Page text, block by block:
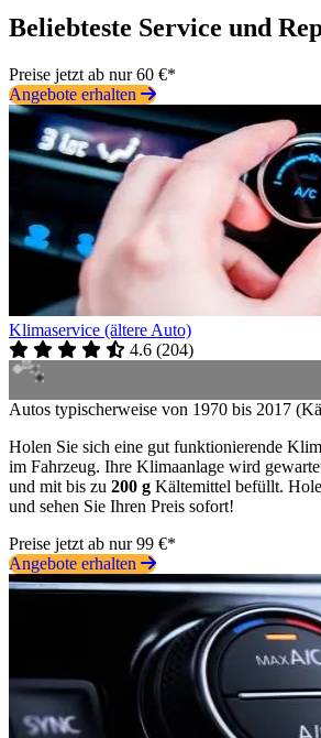
Beliebteste Service und
Preise jetzt ab nur 60 €*
Angebote erhalten
Klimaservice (ältere Auto)
4.6 (204)
Autos typischerweise von 1970 bis 2017
Holen Sie sich eine gut funktionierende
im Fahrzeug. Ihre Klimaanlage wird
und mit bis zu 200 g Kältemittel befüllt.
und sehen Sie Ihren Preis sofort!
Preise jetzt ab nur 99 €*
Angebote erhalten